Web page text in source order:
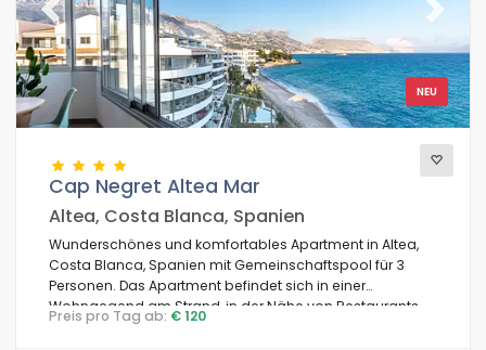
NEU
Previous Next
Cap Negret Altea Mar
Altea, Costa Blanca, Spanien
Wunderschönes und komfortables Apartment in Altea,
Costa Blanca, Spanien mit Gemeinschaftspool für 3
Personen. Das Apartment befindet sich in einer
Wohngegend am Strand, in der Nähe von Restaurants
und Bars, Geschäften und Supermärkten, und nur 25 m
Preis pro Tag ab: € 120